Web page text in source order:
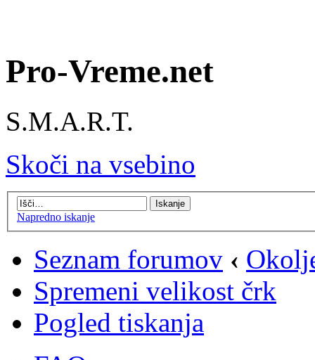
Pro-Vreme.net
S.M.A.R.T.
Skoči na vsebino
Napredno iskanje
Seznam forumov ‹
Spremeni velikost črk
Pogled tiskanja